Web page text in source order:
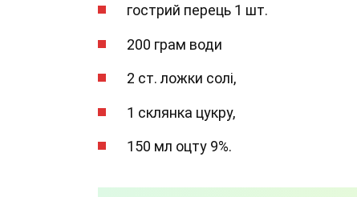
гострий перець 1 шт.
200 грам води
2 ст. ложки солі,
1 склянка цукру,
150 мл оцту 9%.